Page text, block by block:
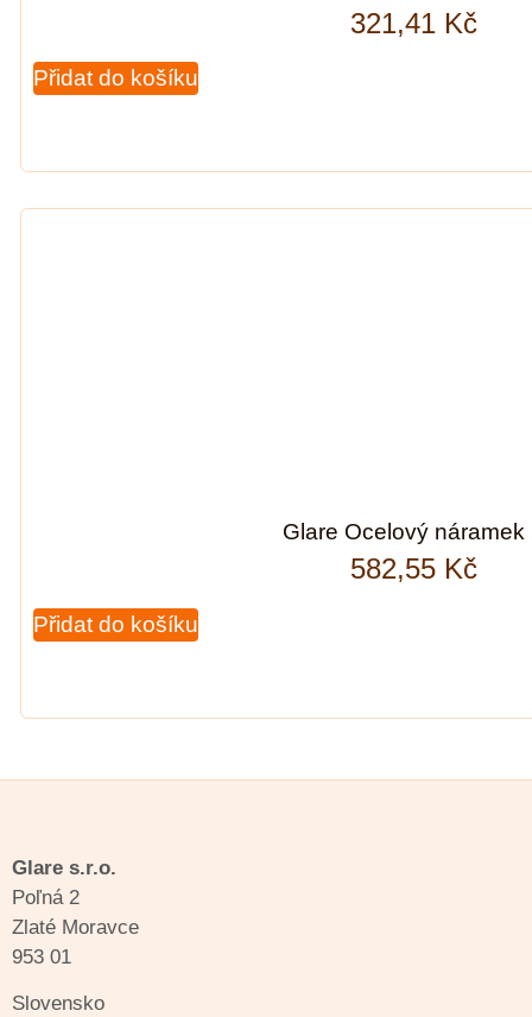
321,41 Kč
Přidat do košíku
Glare Ocelový náramek
582,55 Kč
Přidat do košíku
Glare s.r.o.
Poľná 2
Zlaté Moravce
953 01
Slovensko